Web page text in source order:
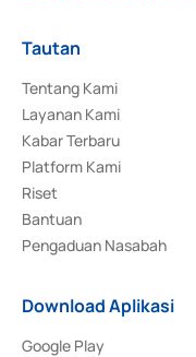
Tautan
Tentang Kami
Layanan Kami
Kabar Terbaru
Platform Kami
Riset
Bantuan
Pengaduan Nasabah
Download Aplikasi
Google Play